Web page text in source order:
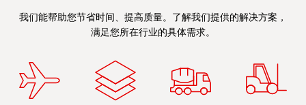
我们能帮助您节省时间、提高质量。了解我们提供的解决方案，
满足您所在行业的具体需求。